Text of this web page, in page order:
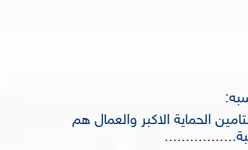
الحماية الاكبر والعمال هم
سبة.................